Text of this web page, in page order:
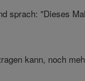
sprach: "Dieses
kann, noch